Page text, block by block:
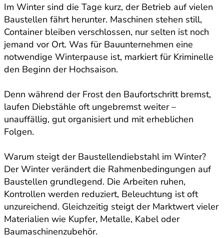
Im Winter sind die Tage kurz, der Betrieb auf vielen
Baustellen fährt herunter. Maschinen stehen still,
Container bleiben verschlossen, nur selten ist noch
jemand vor Ort. Was für Bauunternehmen eine
notwendige Winterpause ist, markiert für Kriminelle
den Beginn der Hochsaison.
Denn während der Frost den Baufortschritt bremst,
laufen Diebstähle oft ungebremst weiter –
unauffällig, gut organisiert und mit erheblichen
Folgen.
Warum steigt der Baustellendiebstahl im Winter?
Der Winter verändert die Rahmenbedingungen auf
Baustellen grundlegend. Die Arbeiten ruhen,
Kontrollen werden reduziert, Beleuchtung ist oft
unzureichend. Gleichzeitig steigt der Marktwert vieler
Materialien wie Kupfer, Metalle, Kabel oder
Baumaschinenzubehör.